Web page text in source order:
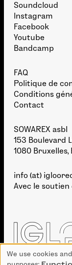
Soundcloud
Instagram
Facebook
Youtube
Bandcamp
FAQ
Politique de
Conditions
Contact
SOWAREX asbl
153 Boulevard
1080 Bruxelles,
info (at)
Avec le soutien
Use
We use cookies